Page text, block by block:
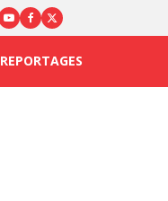
REPORTAGES